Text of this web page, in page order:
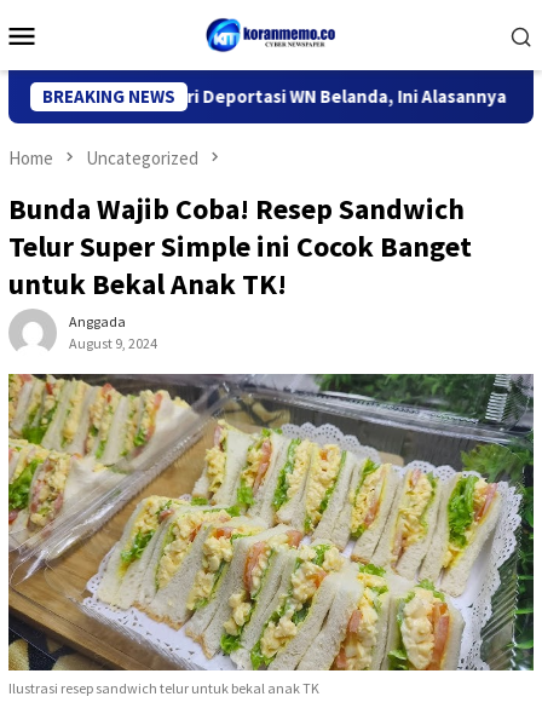
to
Menu
BREAKING NEWS
Imigrasi Kediri Deportasi WN Belanda, Ini Alasannya
Home Uncategorized
Bunda Wajib Coba! Resep Sandwich
Telur Super Simple ini Cocok Banget
untuk Bekal Anak TK!
Anggada
August 9, 2024
Ilustrasi resep sandwich telur untuk bekal anak TK